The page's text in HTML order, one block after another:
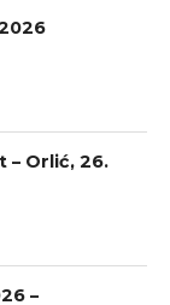
– Orlić, 26.
–